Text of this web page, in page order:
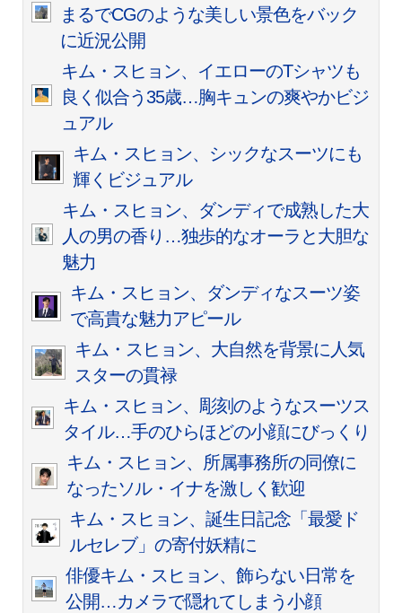
まるでCGのような美しい景色をバック
に近況公開
キム・スヒョン、イエローのTシャツも
良く似合う35歳…胸キュンの爽やかビジ
ュアル
キム・スヒョン、シックなスーツにも
輝くビジュアル
キム・スヒョン、ダンディで成熟した大
人の男の香り…独歩的なオーラと大胆な
魅力
キム・スヒョン、ダンディなスーツ姿
で高貴な魅力アピール
キム・スヒョン、大自然を背景に人気
スターの貫禄
キム・スヒョン、彫刻のようなスーツス
タイル…手のひらほどの小顔にびっくり
キム・スヒョン、所属事務所の同僚に
なったソル・イナを激しく歓迎
キム・スヒョン、誕生日記念「最愛ド
ルセレブ」の寄付妖精に
俳優キム・スヒョン、飾らない日常を
公開…カメラで隠れてしまう小顔